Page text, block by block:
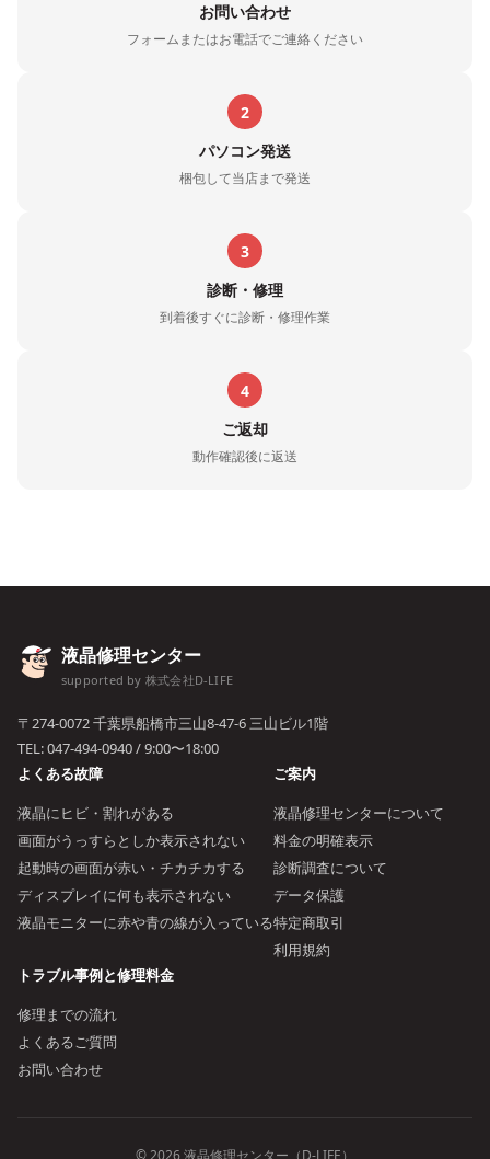
お問い合わせ
フォームまたはお電話でご連絡ください
2
パソコン発送
梱包して当店まで発送
3
診断・修理
到着後すぐに診断・修理作業
4
ご返却
動作確認後に返送
液晶修理センター
supported by 株式会社D-LIFE
〒274-0072 千葉県船橋市三山8-47-6 三山ビル1階
TEL:047-494-0940/ 9:00〜18:00
よくある故障
液晶にヒビ・割れがある
画面がうっすらとしか表示されない
起動時の画面が赤い・チカチカする
ディスプレイに何も表示されない
液晶モニターに赤や青の線が入っている
ご案内
液晶修理センターについて
料金の明確表示
診断調査について
データ保護
特定商取引
利用規約
トラブル事例と修理料金
修理までの流れ
よくあるご質問
お問い合わせ
© 2026 液晶修理センター（D-LIFE）